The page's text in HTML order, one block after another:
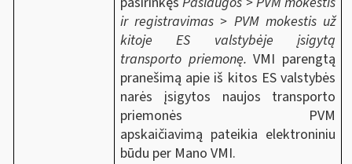
ir registravimas > PVM mokestis už
kitoje ES valstybėje įsigytą
transporto priemonę.VMI parengtą
pranešimą apie iš kitos ES valstybės
narės įsigytos naujos transporto
priemonės PVM
apskaičiavimą pateikia elektroniniu
būdu per Mano VMI.